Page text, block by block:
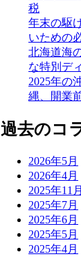
税
年末の駆
いための
北海道海
な特別デ
2025年の
縄、開業
過去のコ
2026年5月
2026年4月
2025年11月
2025年7月
2025年6月
2025年5月
2025年4月